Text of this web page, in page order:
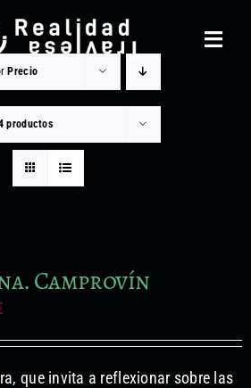
Precio
productos
Camprovín
que invita a reflexionar sobre las